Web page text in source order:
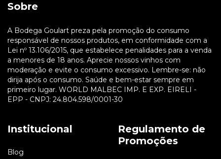
Sobre
A Bodega Goulart preza pela promoção do consumo
responsável de nossos produtos, em conformidade com a
Lei nº 13.106/2015, que estabelece penalidades para a venda
a menores de 18 anos. Aprecie nossos vinhos com
moderação e evite o consumo excessivo. Lembre-se: não
dirija após o consumo. Saúde e bem-estar sempre em
primeiro lugar. WORLD MALBEC IMP. E EXP. EIRELI -
EPP - CNPJ: 24.804.598/0001-30
Institucional
Blog
Regulamento de
Promoções